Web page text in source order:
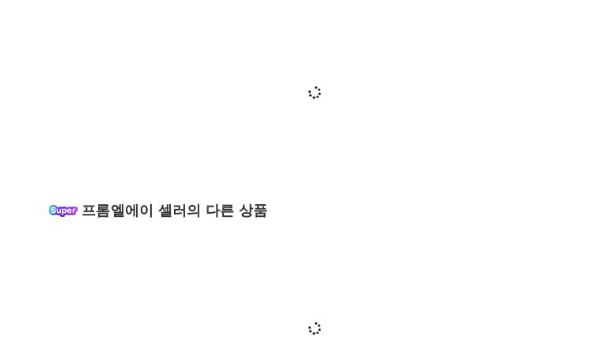
프롬엘에이 셀러의 다른 상품